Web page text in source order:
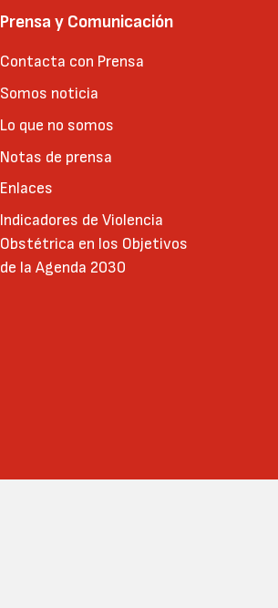
Prensa y Comunicación
Contacta con Prensa
Somos noticia
Lo que no somos
Notas de prensa
Enlaces
Indicadores de Violencia
Obstétrica en los Objetivos
de la Agenda 2030